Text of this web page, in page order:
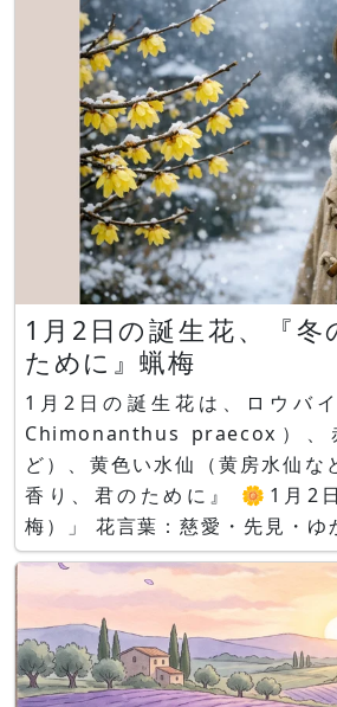
て見たのは、1
1月2日の誕生花、『冬
ために』蝋梅
1月2日の誕生花は、ロウバ
Chimonanthus praecox）
ど）、黄色い水仙（黄房水仙など）
香り、君のために』 🌼1月2
梅）」 花言葉：慈愛・先見・ゆ
by Aquaさん 、イラスト by
バイ」、ストーリー＆イラスト
がちらつく寒空の下、 ひとり